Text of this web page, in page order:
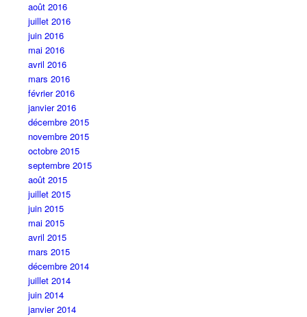
août 2016
juillet 2016
juin 2016
mai 2016
avril 2016
mars 2016
février 2016
janvier 2016
décembre 2015
novembre 2015
octobre 2015
septembre 2015
août 2015
juillet 2015
juin 2015
mai 2015
avril 2015
mars 2015
décembre 2014
juillet 2014
juin 2014
janvier 2014